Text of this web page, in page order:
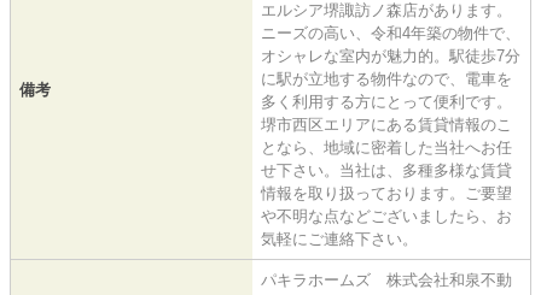
備考
エルシア堺諏訪ノ森店があります。
ニーズの高い、令和4年築の物件で、
オシャレな室内が魅力的。駅徒歩7分
に駅が立地する物件なので、電車を
多く利用する方にとって便利です。
堺市西区エリアにある賃貸情報のこ
となら、地域に密着した当社へお任
せ下さい。当社は、多種多様な賃貸
情報を取り扱っております。ご要望
や不明な点などございましたら、お
気軽にご連絡下さい。
パキラホームズ 株式会社和泉不動